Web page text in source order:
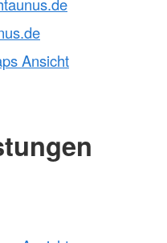
Ansicht